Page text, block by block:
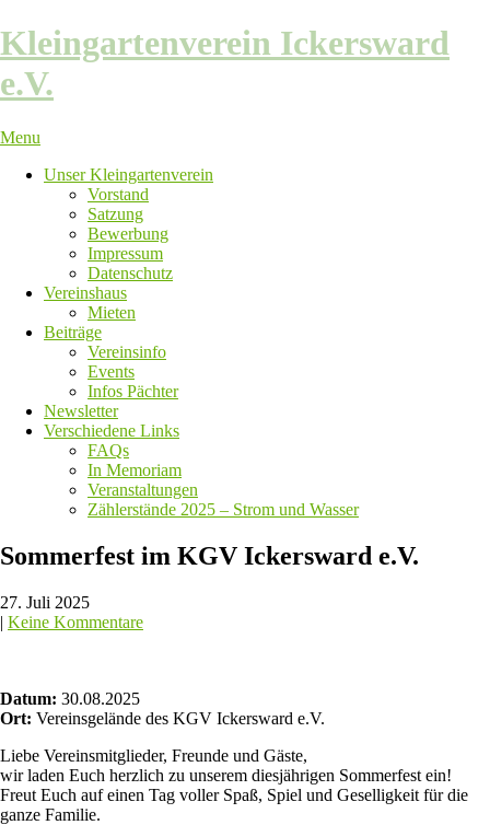
Skip
to
content
Kleingartenverein Ickersward
e.V.
Menu
Unser Kleingartenverein
Vorstand
Satzung
Bewerbung
Impressum
Datenschutz
Vereinshaus
Mieten
Beiträge
Vereinsinfo
Events
Infos Pächter
Newsletter
Verschiedene Links
FAQs
In Memoriam
Veranstaltungen
Zählerstände 2025 – Strom und Wasser
Sommerfest im KGV Ickersward e.V.
27. Juli 2025
| Keine Kommentare
Datum: 30.08.2025
Ort: Vereinsgelände des KGV Ickersward e.V.
Liebe Vereinsmitglieder, Freunde und Gäste,
wir laden Euch herzlich zu unserem diesjährigen Sommerfest ein!
Freut Euch auf einen Tag voller Spaß, Spiel und Geselligkeit für die
ganze Familie.